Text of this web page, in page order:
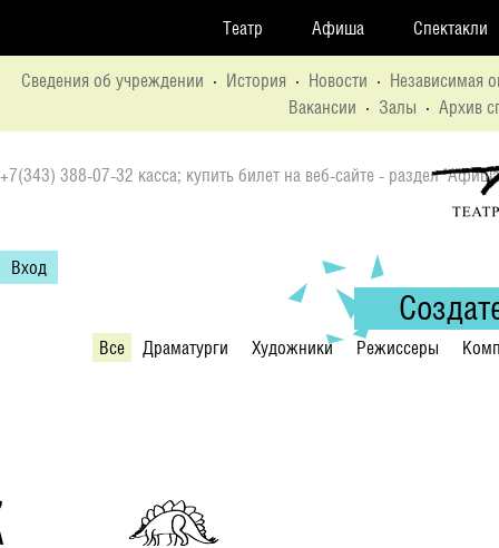
Все Драматурги Художники Режиссеры
Театр Афиша Спектакли
Сведения об учреждении · История · Новости · Независимая
Вакансии · Залы · Архив
+7(343) 388-07-32 касса; купить билет на веб-сайте - раздел
Вход